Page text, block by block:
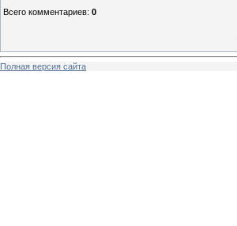
Всего комментариев: 0
Полная версия сайта